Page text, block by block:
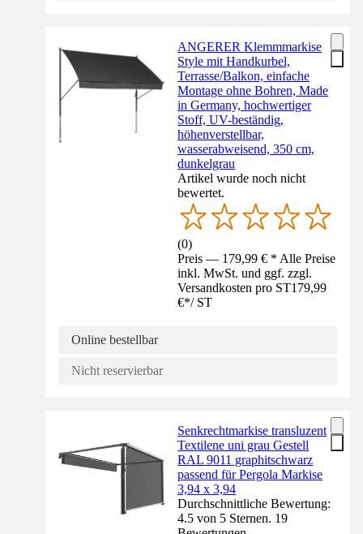
ANGERER Klemmmarkise
Style mit Handkurbel,
Terrasse/Balkon, einfache
Montage ohne Bohren, Made
in Germany, hochwertiger
Stoff, UV-beständig,
höhenverstellbar,
wasserabweisend, 350 cm,
dunkelgrau
Artikel wurde noch nicht
bewertet.
(0)
Preis — 179,99 € * Alle Preise
inkl. MwSt. und ggf. zzgl.
Versandkosten pro ST179,99
€*/ ST
Online bestellbar
Nicht reservierbar
Senkrechtmarkise transluzent
Textilene uni grau Gestell
RAL 9011 graphitschwarz
passend für Pergola Markise
3,94 x 3,94
Durchschnittliche Bewertung:
4.5 von 5 Sternen. 19